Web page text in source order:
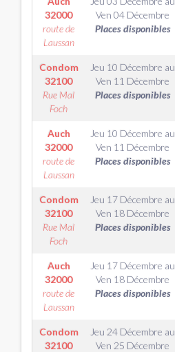
32000
route de
Laussan
Ven 04 Décembre
Places disponibles
Condom
32100
Rue Mal
Foch
Jeu 10 Décembre au
Ven 11 Décembre
Places disponibles
Auch
32000
route de
Laussan
Jeu 10 Décembre au
Ven 11 Décembre
Places disponibles
Condom
32100
Rue Mal
Foch
Jeu 17 Décembre au
Ven 18 Décembre
Places disponibles
Auch
32000
route de
Laussan
Jeu 17 Décembre au
Ven 18 Décembre
Places disponibles
Condom
32100
Jeu 24 Décembre au
Ven 25 Décembre